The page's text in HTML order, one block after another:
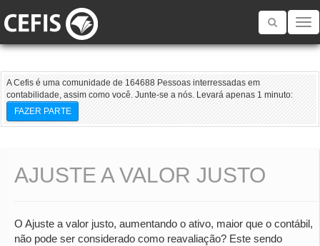
Toggle
A Cefis é uma comunidade de 164688 Pessoas interressadas em
contabilidade, assim como você. Junte-se a nós. Levará apenas 1 minuto:
FAZER PARTE
AJUSTE A VALOR JUSTO
O Ajuste a valor justo, aumentando o ativo, maior que o contábil,
não pode ser considerado como reavaliação? Este sendo